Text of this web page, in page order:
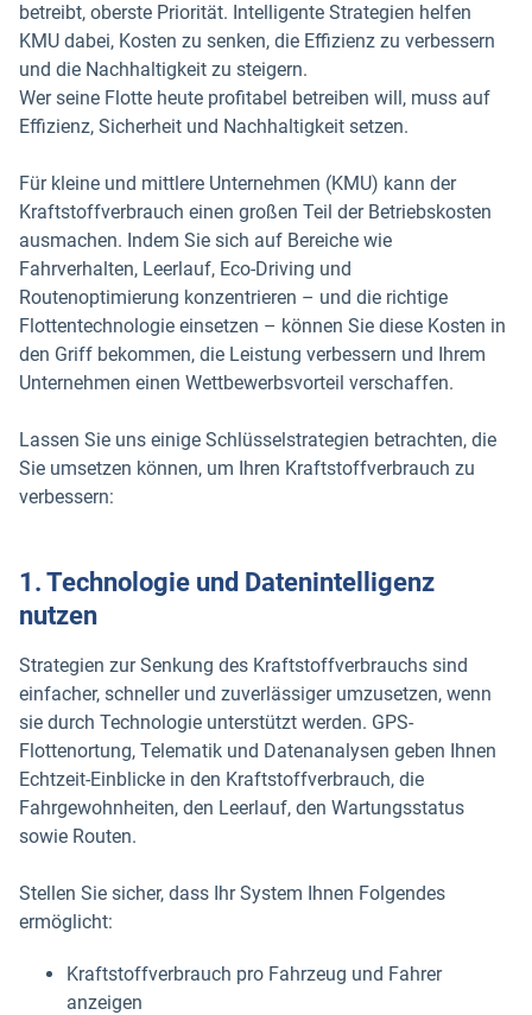
betreibt, oberste Priorität. Intelligente Strategien helfen
KMU dabei, Kosten zu senken, die Effizienz zu verbessern
und die Nachhaltigkeit zu steigern.
Wer seine Flotte heute profitabel betreiben will, muss auf
Effizienz, Sicherheit und Nachhaltigkeit setzen.
Für kleine und mittlere Unternehmen (KMU) kann der
Kraftstoffverbrauch einen großen Teil der Betriebskosten
ausmachen. Indem Sie sich auf Bereiche wie
Fahrverhalten, Leerlauf, Eco-Driving und
Routenoptimierung konzentrieren – und die richtige
Flottentechnologie einsetzen – können Sie diese Kosten in
den Griff bekommen, die Leistung verbessern und Ihrem
Unternehmen einen Wettbewerbsvorteil verschaffen.
Lassen Sie uns einige Schlüsselstrategien betrachten, die
Sie umsetzen können, um Ihren Kraftstoffverbrauch zu
verbessern:
1. Technologie und Datenintelligenz
nutzen
Strategien zur Senkung des Kraftstoffverbrauchs sind
einfacher, schneller und zuverlässiger umzusetzen, wenn
sie durch Technologie unterstützt werden. GPS-
Flottenortung, Telematik und Datenanalysen geben Ihnen
Echtzeit-Einblicke in den Kraftstoffverbrauch, die
Fahrgewohnheiten, den Leerlauf, den Wartungsstatus
sowie Routen.
Stellen Sie sicher, dass Ihr System Ihnen Folgendes
ermöglicht:
Kraftstoffverbrauch pro Fahrzeug und Fahrer
anzeigen